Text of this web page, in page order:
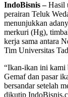
IndoBisnis –Hasil
perairan Teluk
menunjukkan
merkuri (Hg),
kerja sama antara
Tim Universitas
“Ikan-ikan ini kami
Gemaf dan pasar
bersandar setelah
dikutip